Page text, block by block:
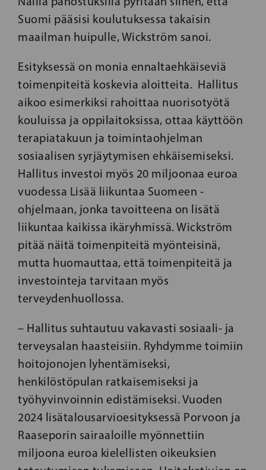
Suomi pääsisi koulutuksessa takaisin
maailman huipulle, Wickström sanoi.
Esityksessä on monia ennaltaehkäiseviä
toimenpiteitä koskevia aloitteita. Hallitus
aikoo esimerkiksi rahoittaa nuorisotyötä
kouluissa ja oppilaitoksissa, ottaa käyttöön
terapiatakuun ja toimintaohjelman
sosiaalisen syrjäytymisen ehkäisemiseksi.
Hallitus investoi myös 20 miljoonaa euroa
vuodessa Lisää liikuntaa Suomeen -
ohjelmaan, jonka tavoitteena on lisätä
liikuntaa kaikissa ikäryhmissä. Wickström
pitää näitä toimenpiteitä myönteisinä,
mutta huomauttaa, että toimenpiteitä ja
investointeja tarvitaan myös
terveydenhuollossa.
– Hallitus suhtautuu vakavasti sosiaali- ja
terveysalan haasteisiin. Ryhdymme toimiin
hoitojonojen lyhentämiseksi,
henkilöstöpulan ratkaisemiseksi ja
työhyvinvoinnin edistämiseksi. Vuoden
2024 lisätalousarvioesityksessä Porvoon ja
Raaseporin sairaaloille myönnettiin
miljoona euroa kielellisten oikeuksien